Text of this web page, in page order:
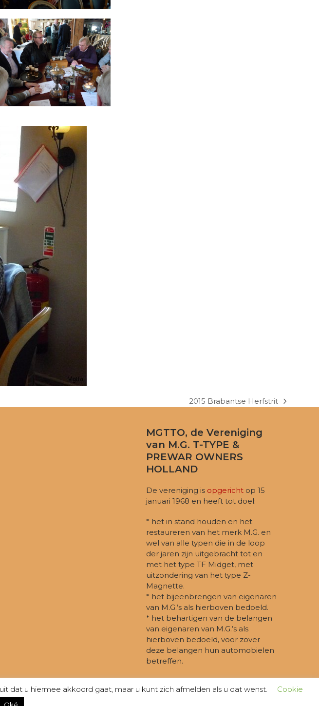
next
2015 Brabantse Herfstrit
MGTTO, de Vereniging
van M.G. T-TYPE &
PREWAR OWNERS
HOLLAND
De vereniging is opgericht op 15
januari 1968 en heeft tot doel:
* het in stand houden en het
restaureren van het merk M.G. en
wel van alle typen die in de loop
der jaren zijn uitgebracht tot en
met het type TF Midget, met
uitzondering van het type Z-
Magnette.
* het bijeenbrengen van eigenaren
van M.G.’s als hierboven bedoeld.
* het behartigen van de belangen
van eigenaren van M.G.’s als
hierboven bedoeld, voor zover
deze belangen hun automobielen
betreffen.
dat u hiermee akkoord gaat, maar u kunt zich afmelden als u dat wenst.
Cookie